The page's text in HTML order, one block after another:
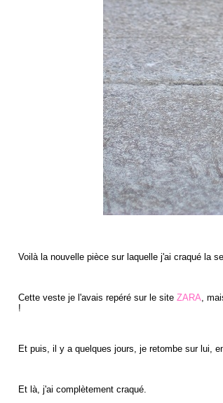
Voilà la nouvelle pièce sur laquelle j'ai craqué la
Cette veste je l'avais repéré sur le site ZARA ,
!
Et puis, il y a quelques jours, je retombe sur lui,
Et là, j'ai complètement craqué.